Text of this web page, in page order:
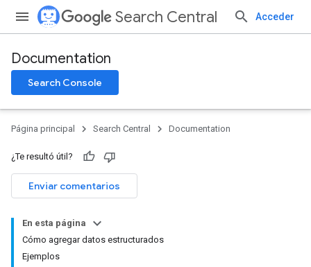
Search Central Acceder
Documentation
Search Console
Página principal Search Central Documentation
¿Te resultó útil?
Enviar comentarios
En esta página
Cómo agregar datos estructurados
Ejemplos